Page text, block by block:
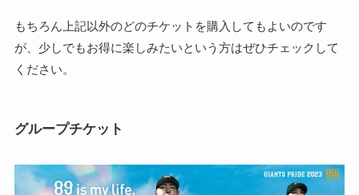
もちろん上記以外のどのチケットを購入してもよいのです
が、少しでもお得に楽しみたいという方はぜひチェックして
ください。
グループチケット